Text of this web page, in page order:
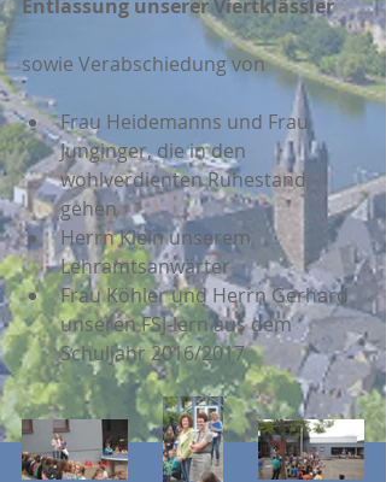
Entlassung unserer Viertklässler
sowie Verabschiedung von
Frau Heidemanns und Frau
Junginger, die in den
wohlverdienten Ruhestand
gehen
Herrn Klein unserem
Lehramtsanwärter
Frau Köhler und Herrn Gerhard
unseren FSJ-lern aus dem
Schuljahr 2016/2017